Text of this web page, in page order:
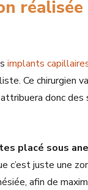
implants
Ce chirurgien
donc
placé sous
c’est juste une
afin de